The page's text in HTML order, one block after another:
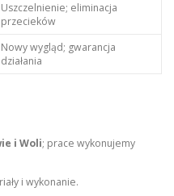
Uszczelnienie; eliminacja
przecieków
Nowy wygląd; gwarancja
działania
i Woli; prace wykonujemy
i wykonanie.